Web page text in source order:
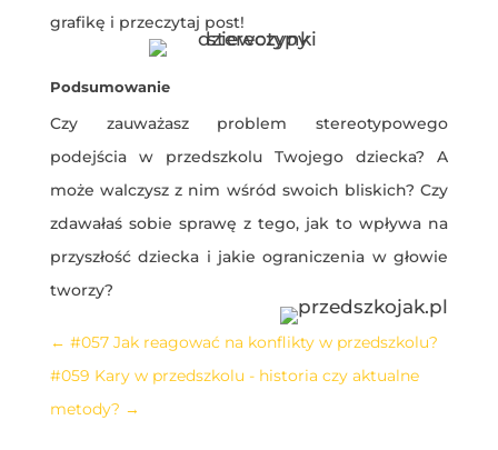
grafikę i przeczytaj post!
Podsumowanie
Czy zauważasz problem stereotypowego
podejścia w przedszkolu Twojego dziecka? A
może walczysz z nim wśród swoich bliskich? Czy
zdawałaś sobie sprawę z tego, jak to wpływa na
przyszłość dziecka i jakie ograniczenia w głowie
tworzy?
← #057 Jak reagować na konflikty w przedszkolu?
#059 Kary w przedszkolu - historia czy aktualne
metody? →